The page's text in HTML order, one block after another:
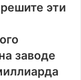
эти
заводе